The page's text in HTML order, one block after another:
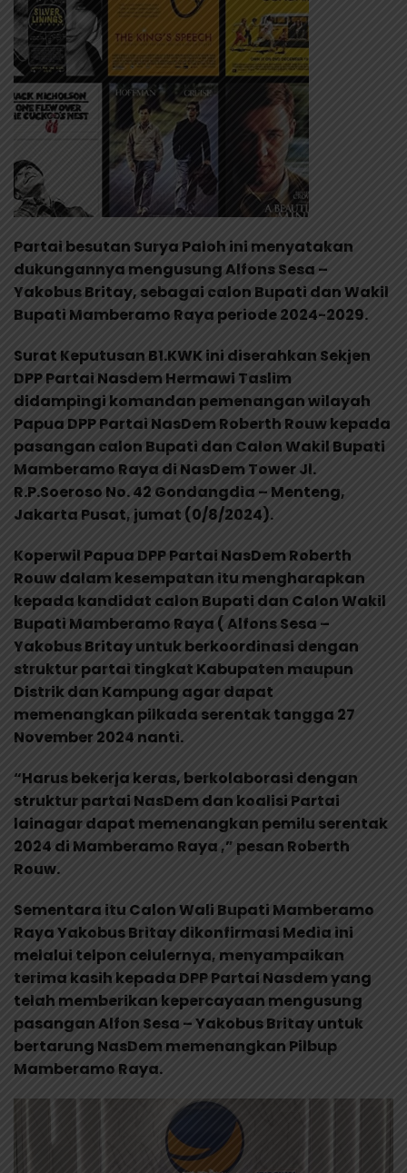
Partai besutan Surya Paloh ini menyatakan
dukungannya mengusung Alfons Sesa –
Yakobus Britay, sebagai calon Bupati dan Wakil
Bupati Mamberamo Raya periode 2024-2029.
Surat Keputusan B1.KWK ini diserahkan Sekjen
DPP Partai Nasdem Hermawi Taslim
didampingi komandan pemenangan wilayah
Papua DPP Partai NasDem Roberth Rouw kepada
pasangan calon Bupati dan Calon Wakil Bupati
Mamberamo Raya di NasDem Tower Jl.
R.P.Soeroso No. 42 Gondangdia – Menteng,
Jakarta Pusat, jumat (0/8/2024).
Koperwil Papua DPP Partai NasDem Roberth
Rouw dalam kesempatan itu mengharapkan
kepada kandidat calon Bupati dan Calon Wakil
Bupati Mamberamo Raya ( Alfons Sesa –
Yakobus Britay untuk berkoordinasi dengan
struktur partai tingkat Kabupaten maupun
Distrik dan Kampung agar dapat
memenangkan pilkada serentak tangga 27
November 2024 nanti.
“Harus bekerja keras, berkolaborasi dengan
struktur partai NasDem dan koalisi Partai
lainagar dapat memenangkan pemilu serentak
2024 di Mamberamo Raya ,” pesan Roberth
Rouw.
Sementara itu Calon Wali Bupati Mamberamo
Raya Yakobus Britay dikonfirmasi Media ini
melalui telpon celulernya, menyampaikan
terima kasih kepada DPP Partai Nasdem yang
telah memberikan kepercayaan mengusung
pasangan Alfon Sesa – Yakobus Britay untuk
bertarung NasDem memenangkan Pilbup
Mamberamo Raya.